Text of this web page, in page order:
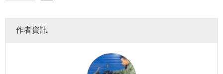
作者資訊